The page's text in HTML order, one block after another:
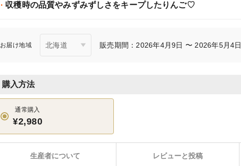
収穫時の品質やみずみずしさをキープしたりんご♡
お届け地域 販売期間：2026年4月9日 〜 2026年5月4日
購入方法
通常購入
¥2,980
レビューと投稿
生産者について